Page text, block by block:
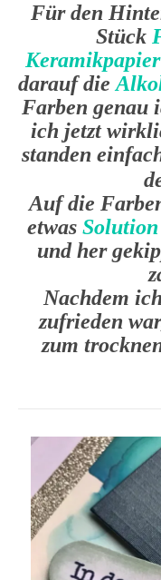
Für den
Stück
Keramikpapier
darauf die
Farben genau
ich jetzt
standen
Auf die
etwas Solution
und her
Nachdem
zufrieden
zum